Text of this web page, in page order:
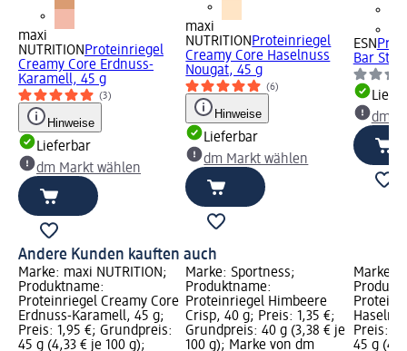
maxi
NUTRITION Proteinriegel
Creamy Core Erdnuss-
Karamell, 45 g
(3)
Hinweise
Lieferbar
dm Markt wählen
maxi
NUTRITION Proteinriegel
Creamy Core Haselnuss
Nougat, 45 g
(6)
Hinweise
Lieferbar
dm Markt wählen
ESN
Bar
dm
Andere Kunden kauften auch
Marke: maxi NUTRITION;
Produktname:
Proteinriegel Creamy Core
Erdnuss-Karamell, 45 g;
Preis: 1,95 €; Grundpreis:
45 g (4,33 € je 100 g);
Marke: Sportness;
Produktname:
Proteinriegel Himbeere
Crisp, 40 g; Preis: 1,35 €;
Grundpreis: 40 g (3,38 € je
100 g); Marke von dm
Marke:
Preis:
45 g